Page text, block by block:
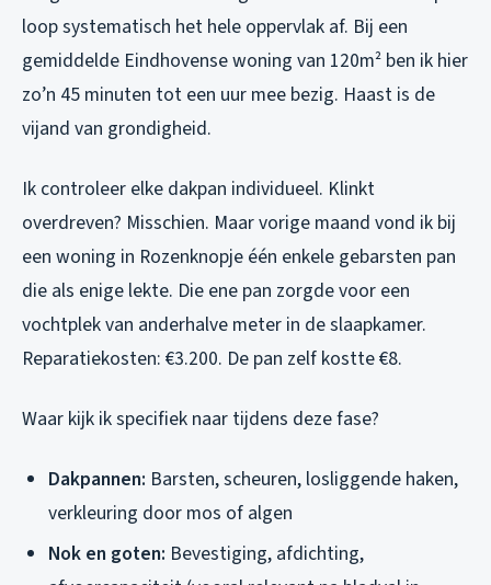
loop systematisch het hele oppervlak af. Bij een
gemiddelde Eindhovense woning van 120m² ben ik hier
zo’n 45 minuten tot een uur mee bezig. Haast is de
vijand van grondigheid.
Ik controleer elke dakpan individueel. Klinkt
overdreven? Misschien. Maar vorige maand vond ik bij
een woning in Rozenknopje één enkele gebarsten pan
die als enige lekte. Die ene pan zorgde voor een
vochtplek van anderhalve meter in de slaapkamer.
Reparatiekosten: €3.200. De pan zelf kostte €8.
Waar kijk ik specifiek naar tijdens deze fase?
Dakpannen: Barsten, scheuren, losliggende haken,
verkleuring door mos of algen
Nok en goten: Bevestiging, afdichting,